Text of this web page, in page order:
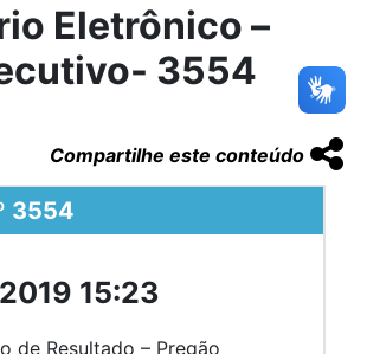
da fonte
Eletrônico –
3554
Compartilhe este conteúdo
3554
15:23
de Resultado – Pregão